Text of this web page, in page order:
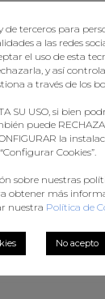
de terceros para
a las redes
el uso de esta
y así
a través de los
SU USO, si bien
puede
la
“Configurar Cookies”.
sobre nuestras
obtener más
nuestra Política de
No acepto